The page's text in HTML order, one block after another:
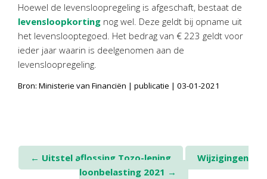
Hoewel de levensloopregeling is afgeschaft, bestaat de
levensloopkorting nog wel. Deze geldt bij opname uit
het levenslooptegoed. Het bedrag van € 223 geldt voor
ieder jaar waarin is deelgenomen aan de
levensloopregeling.
Bron: Ministerie van Financiën | publicatie | 03-01-2021
Post← Uitstel aflossing Tozo-lening
Wijzigingen
loonbelasting 2021 →